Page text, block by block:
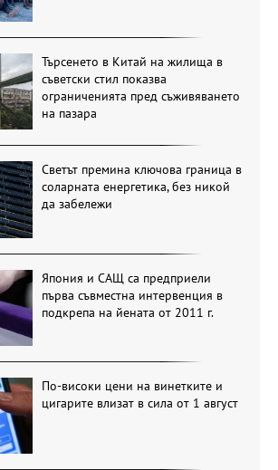
Търсенето в Китай на жилища в
съветски стил показва
ограниченията пред съживяването
на пазара
Светът премина ключова граница в
соларната енергетика, без никой
да забележи
Япония и САЩ са предприели
първа съвместна интервенция в
подкрепа на йената от 2011 г.
По-високи цени на винетките и
цигарите влизат в сила от 1 август